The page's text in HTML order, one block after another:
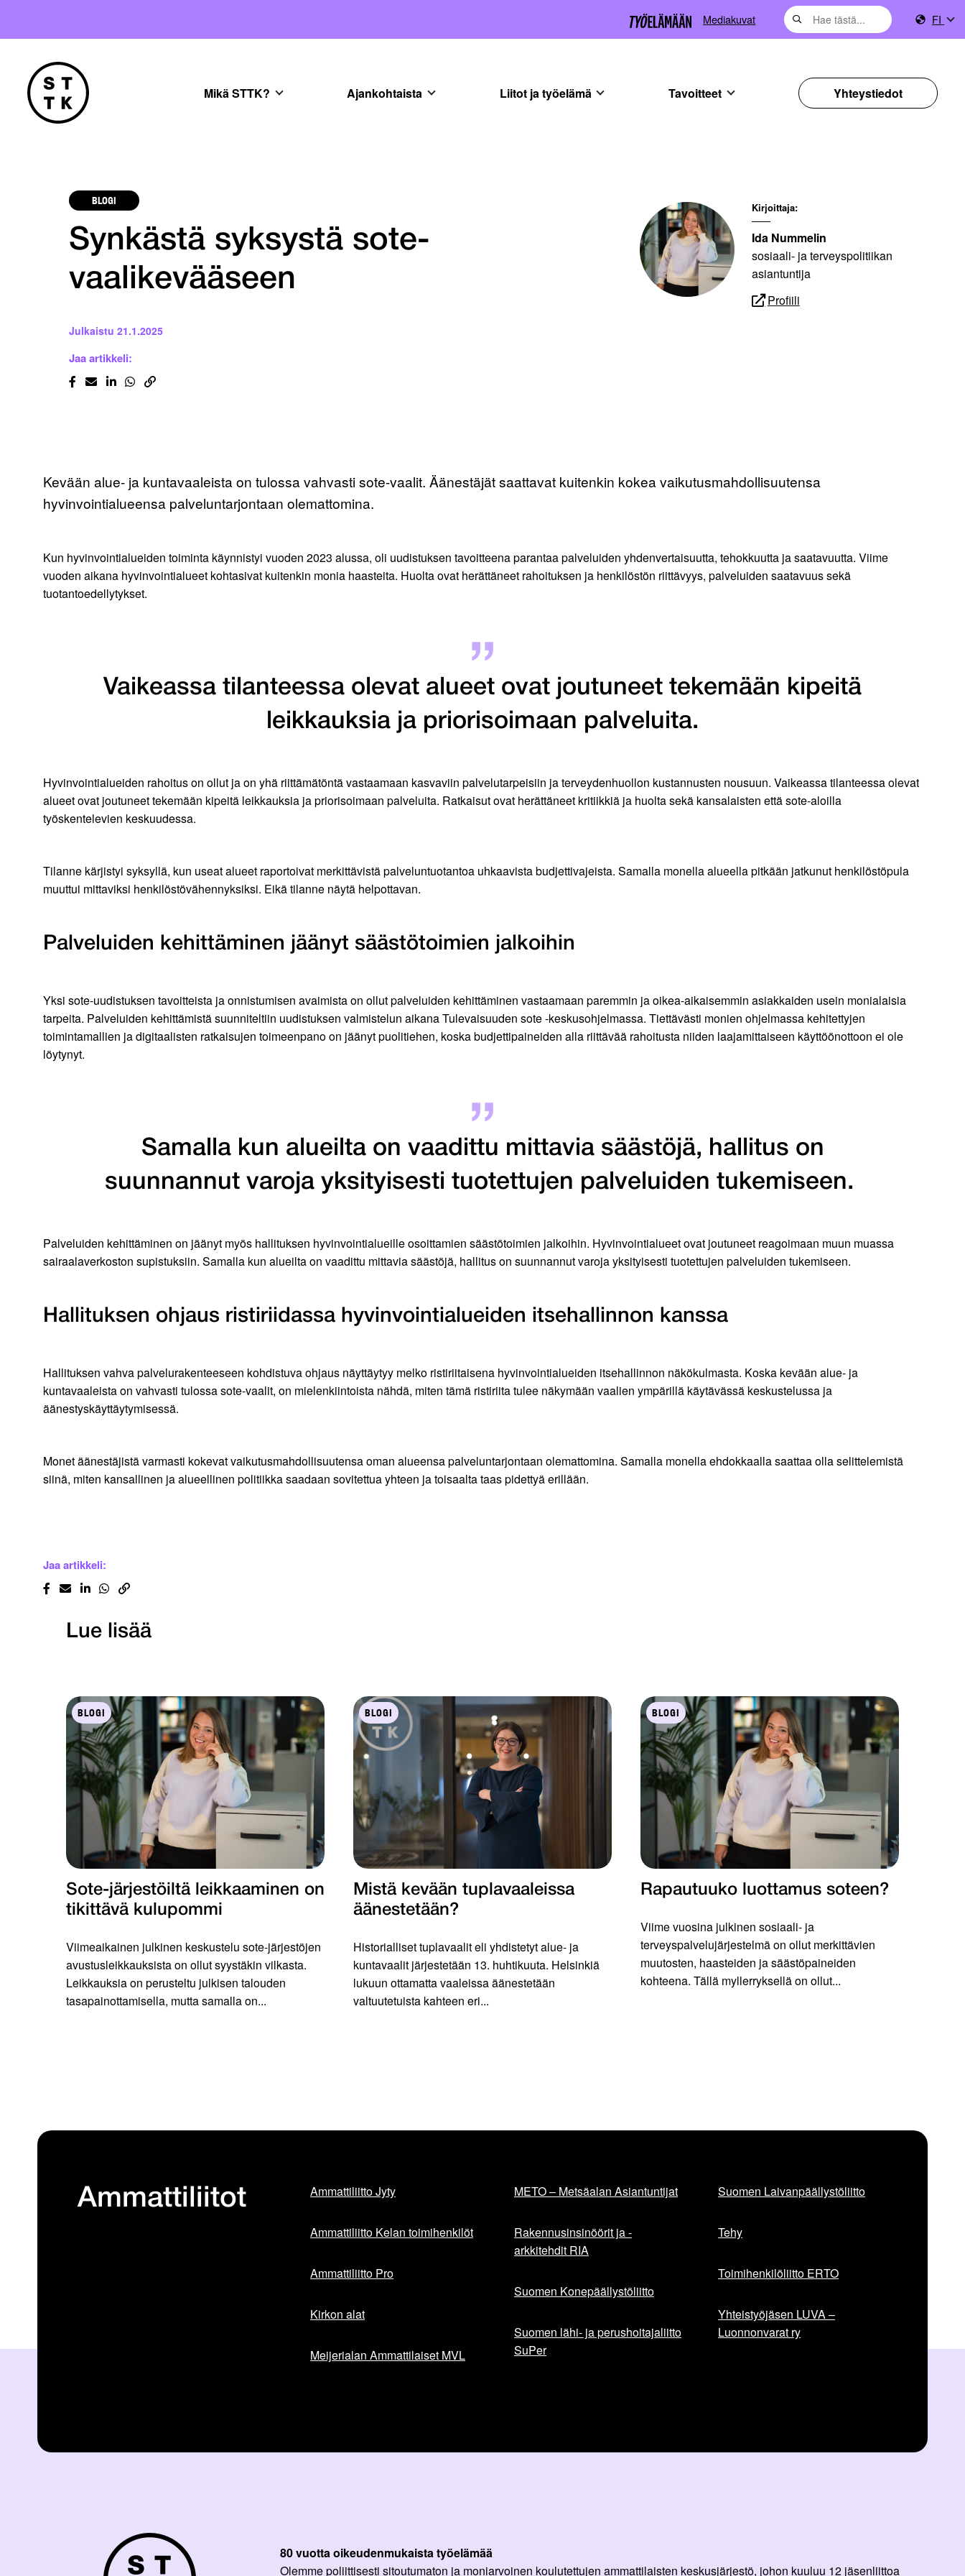
Mediakuvat FI
Mikä STTK? Ajankohtaista Liitot ja työelämä Tavoitteet Yhteystiedot
BLOGI
Synkästä syksystä sote-
vaalikevääseen
Julkaistu 21.1.2025
Kirjoittaja:
Ida Nummelin
sosiaali- ja terveyspolitiikan
asiantuntija
Profiili
Jaa artikkeli:
Kevään alue- ja kuntavaaleista on tulossa vahvasti sote-vaalit. Äänestäjät saattavat kuitenkin kokea vaikutusmahdollisuutensa
hyvinvointialueensa palveluntarjontaan olemattomina.
Kun hyvinvointialueiden toiminta käynnistyi vuoden 2023 alussa, oli uudistuksen tavoitteena parantaa palveluiden yhdenvertaisuutta, tehokkuutta ja saatavuutta. Viime
vuoden aikana hyvinvointialueet kohtasivat kuitenkin monia haasteita. Huolta ovat herättäneet rahoituksen ja henkilöstön riittävyys, palveluiden saatavuus sekä
tuotantoedellytykset.
Vaikeassa tilanteessa olevat alueet ovat joutuneet tekemään kipeitä
leikkauksia ja priorisoimaan palveluita.
Hyvinvointialueiden rahoitus on ollut ja on yhä riittämätöntä vastaamaan kasvaviin palvelutarpeisiin ja terveydenhuollon kustannusten nousuun. Vaikeassa tilanteessa olevat
alueet ovat joutuneet tekemään kipeitä leikkauksia ja priorisoimaan palveluita. Ratkaisut ovat herättäneet kritiikkiä ja huolta sekä kansalaisten että sote-aloilla
työskentelevien keskuudessa.
Tilanne kärjistyi syksyllä, kun useat alueet raportoivat merkittävistä palveluntuotantoa uhkaavista budjettivajeista. Samalla monella alueella pitkään jatkunut henkilöstöpula
muuttui mittaviksi henkilöstövähennyksiksi. Eikä tilanne näytä helpottavan.
Palveluiden kehittäminen jäänyt säästötoimien jalkoihin
Yksi sote-uudistuksen tavoitteista ja onnistumisen avaimista on ollut palveluiden kehittäminen vastaamaan paremmin ja oikea-aikaisemmin asiakkaiden usein monialaisia
tarpeita. Palveluiden kehittämistä suunniteltiin uudistuksen valmistelun aikana Tulevaisuuden sote -keskusohjelmassa. Tiettävästi monien ohjelmassa kehitettyjen
toimintamallien ja digitaalisten ratkaisujen toimeenpano on jäänyt puolitiehen, koska budjettipaineiden alla riittävää rahoitusta niiden laajamittaiseen käyttöönottoon ei ole
löytynyt.
Samalla kun alueilta on vaadittu mittavia säästöjä, hallitus on
suunnannut varoja yksityisesti tuotettujen palveluiden tukemiseen.
Palveluiden kehittäminen on jäänyt myös hallituksen hyvinvointialueille osoittamien säästötoimien jalkoihin. Hyvinvointialueet ovat joutuneet reagoimaan muun muassa
sairaalaverkoston supistuksiin. Samalla kun alueilta on vaadittu mittavia säästöjä, hallitus on suunnannut varoja yksityisesti tuotettujen palveluiden tukemiseen.
Hallituksen ohjaus ristiriidassa hyvinvointialueiden itsehallinnon kanssa
Hallituksen vahva palvelurakenteeseen kohdistuva ohjaus näyttäytyy melko ristiriitaisena hyvinvointialueiden itsehallinnon näkökulmasta. Koska kevään alue- ja
kuntavaaleista on vahvasti tulossa sote-vaalit, on mielenkiintoista nähdä, miten tämä ristiriita tulee näkymään vaalien ympärillä käytävässä keskustelussa ja
äänestyskäyttäytymisessä.
Monet äänestäjistä varmasti kokevat vaikutusmahdollisuutensa oman alueensa palveluntarjontaan olemattomina. Samalla monella ehdokkaalla saattaa olla selittelemistä
siinä, miten kansallinen ja alueellinen politiikka saadaan sovitettua yhteen ja toisaalta taas pidettyä erillään.
Jaa artikkeli:
Lue lisää
BLOGI
Sote-järjestöiltä leikkaaminen on
tikittävä kulupommi
Viimeaikainen julkinen keskustelu sote-järjestöjen
avustusleikkauksista on ollut syystäkin vilkasta.
Leikkauksia on perusteltu julkisen talouden
tasapainottamisella, mutta samalla on...
BLOGI
Mistä kevään tuplavaaleissa
äänestetään?
Historialliset tuplavaalit eli yhdistetyt alue- ja
kuntavaalit järjestetään 13. huhtikuuta. Helsinkiä
lukuun ottamatta vaaleissa äänestetään
valtuutetuista kahteen eri...
BLOGI
Rapautuuko luottamus soteen?
Viime vuosina julkinen sosiaali- ja
terveyspalvelujärjestelmä on ollut merkittävien
muutosten, haasteiden ja säästöpaineiden
kohteena. Tällä myllerryksellä on ollut...
Ammattiliitot Ammattiliitto Jyty
Ammattiliitto Kelan toimihenkilöt
Ammattiliitto Pro
Kirkon alat
Meijerialan Ammattilaiset MVL
METO – Metsäalan Asiantuntijat
Rakennusinsinöörit ja -
arkkitehdit RIA
Suomen Konepäällystöliitto
Suomen lähi- ja perushoitajaliitto
SuPer
Suomen Laivanpäällystöliitto
Tehy
Toimihenkilöliitto ERTO
Yhteistyöjäsen LUVA –
Luonnonvarat ry
80 vuotta oikeudenmukaista työelämää
Olemme poliittisesti sitoutumaton ja moniarvoinen koulutettujen ammattilaisten keskusjärjestö, johon kuuluu 12 jäsenliittoa